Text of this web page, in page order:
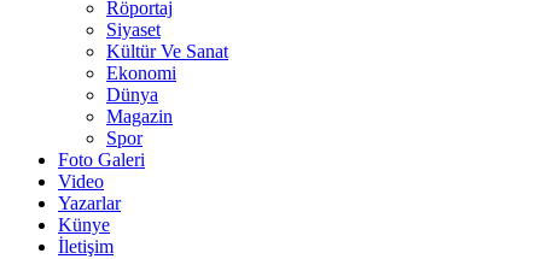
Röportaj
Siyaset
Kültür Ve Sanat
Ekonomi
Dünya
Magazin
Spor
Foto Galeri
Video
Yazarlar
Künye
İletişim